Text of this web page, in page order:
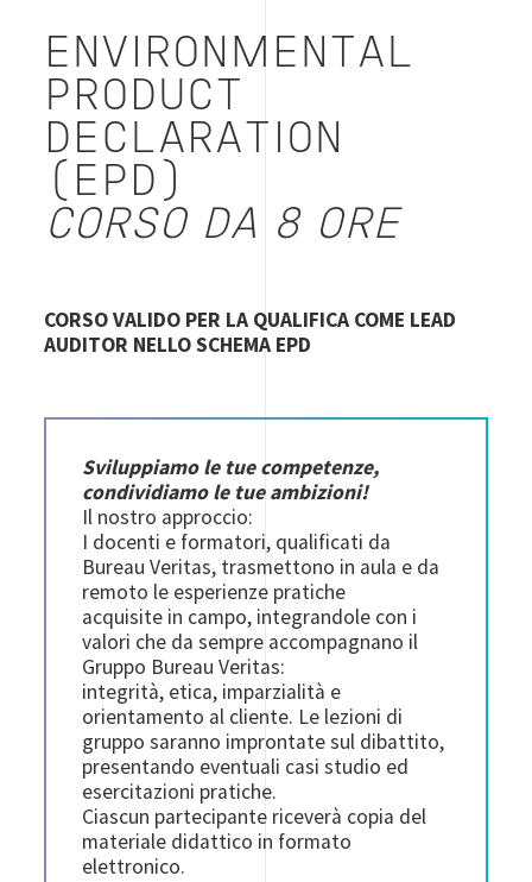
ENVIRONMENTAL
PRODUCT
DECLARATION
(EPD)
CORSO DA 8 ORE
CORSO VALIDO PER LA QUALIFICA COME LEAD
AUDITOR NELLO SCHEMA EPD
Sviluppiamo le tue competenze,
condividiamo le tue ambizioni!
Il nostro approccio:
I docenti e formatori, qualificati da
Bureau Veritas, trasmettono in aula e da
remoto le esperienze pratiche
acquisite in campo, integrandole con i
valori che da sempre accompagnano il
Gruppo Bureau Veritas:
integrità, etica, imparzialità e
orientamento al cliente. Le lezioni di
gruppo saranno improntate sul dibattito,
presentando eventuali casi studio ed
esercitazioni pratiche.
Ciascun partecipante riceverà copia del
materiale didattico in formato
elettronico.